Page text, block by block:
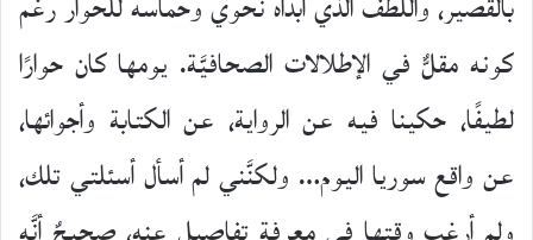
كونه مقلٌّ في الإطلالات الصحافيَّة. يومها كان حوارًا
لطيفًا، حكينا فيه عن الرواية، عن الكتابة وأجوائها،
عن واقع سوريا اليوم… ولكنَّني لم أسأل أسئلتي تلك،